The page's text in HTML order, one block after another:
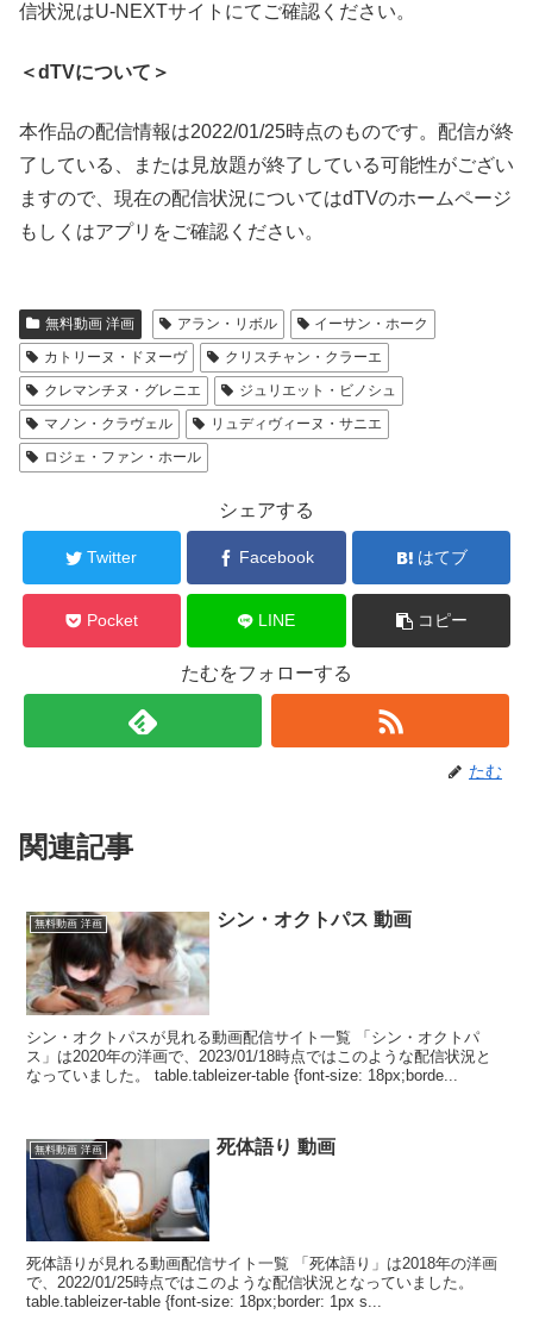
信状況はU-NEXTサイトにてご確認ください。
＜dTVについて＞
本作品の配信情報は2022/01/25時点のものです。配信が終
了している、または見放題が終了している可能性がござい
ますので、現在の配信状況についてはdTVのホームページ
もしくはアプリをご確認ください。
無料動画 洋画 アラン・リボル
イーサン・ホーク
カトリーヌ・ドヌーヴ
クリスチャン・クラーエ
クレマンチヌ・グレニエ
ジュリエット・ビノシュ
マノン・クラヴェル
リュディヴィーヌ・サニエ
ロジェ・ファン・ホール
シェアする
Twitter Facebook はてブ
Pocket LINE コピー
たむをフォローする
たむ
関連記事
無料動画 洋画 シン・オクトパス 動画
シン・オクトパスが見れる動画配信サイト一覧 「シン・オクトパ
ス」は2020年の洋画で、2023/01/18時点ではこのような配信状況と
なっていました。 table.tableizer-table {font-size: 18px;borde...
無料動画 洋画 死体語り 動画
死体語りが見れる動画配信サイト一覧 「死体語り」は2018年の洋画
で、2022/01/25時点ではこのような配信状況となっていました。
table.tableizer-table {font-size: 18px;border: 1px s...